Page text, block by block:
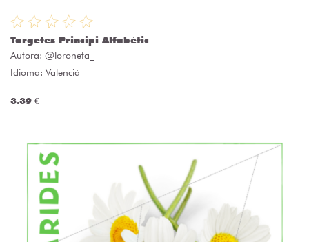
Targetes Principi Alfabètic
Autora: @loroneta_
Idioma: Valencià
3.39 €